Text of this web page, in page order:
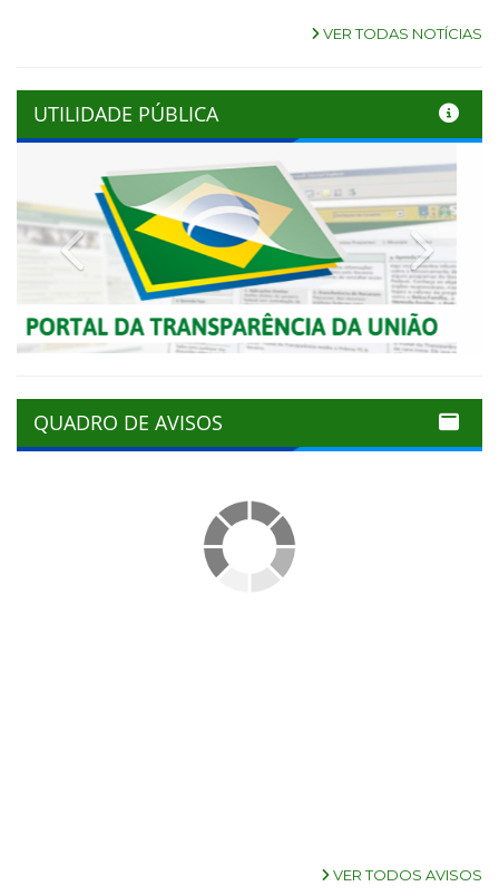
VER TODAS NOTÍCIAS
UTILIDADE PÚBLICA
Previous
QUADRO DE AVISOS
VER TODOS AVISOS